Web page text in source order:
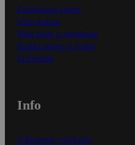
Ensitilaajan ohjeet
Näin maksat
Näin tilaat ja muokkaat
Kaikki ohjeet ja vinkit
In English
Info
S-Business yrityksille